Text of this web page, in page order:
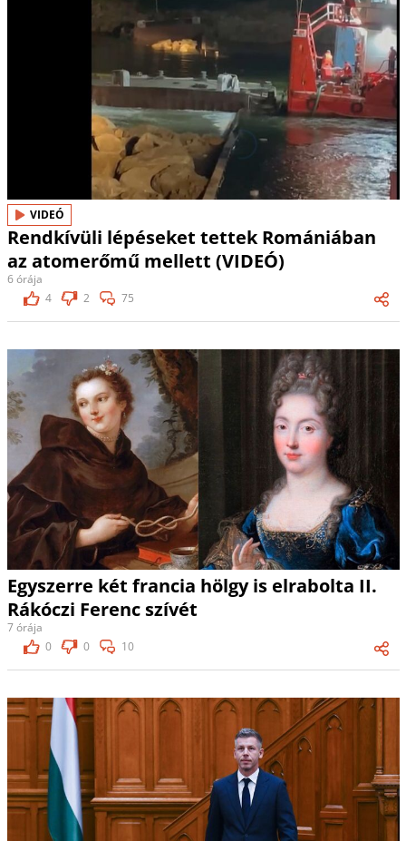
VIDEÓ
Rendkívüli lépéseket tettek Romániában
az atomerőmű mellett (VIDEÓ)
6 órája
4
2 75
Egyszerre két francia hölgy is elrabolta II.
Rákóczi Ferenc szívét
7 órája
0
0 10